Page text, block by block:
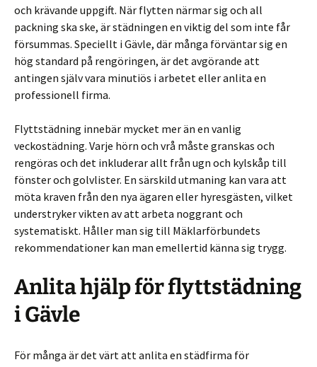
och krävande uppgift. När flytten närmar sig och all
packning ska ske, är städningen en viktig del som inte får
försummas. Speciellt i Gävle, där många förväntar sig en
hög standard på rengöringen, är det avgörande att
antingen själv vara minutiös i arbetet eller anlita en
professionell firma.
Flyttstädning innebär mycket mer än en vanlig
veckostädning. Varje hörn och vrå måste granskas och
rengöras och det inkluderar allt från ugn och kylskåp till
fönster och golvlister. En särskild utmaning kan vara att
möta kraven från den nya ägaren eller hyresgästen, vilket
understryker vikten av att arbeta noggrant och
systematiskt. Håller man sig till Mäklarförbundets
rekommendationer kan man emellertid känna sig trygg.
Anlita hjälp för flyttstädning
i Gävle
För många är det värt att anlita en städfirma för